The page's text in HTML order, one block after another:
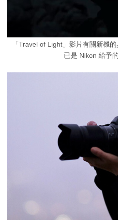
「Travel of Light」影片有關新機
已是 Nikon 給予